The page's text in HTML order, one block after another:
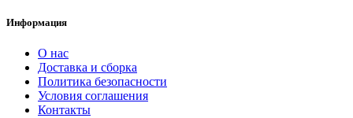
Информация
О нас
Доставка и сборка
Политика безопасности
Условия соглашения
Контакты